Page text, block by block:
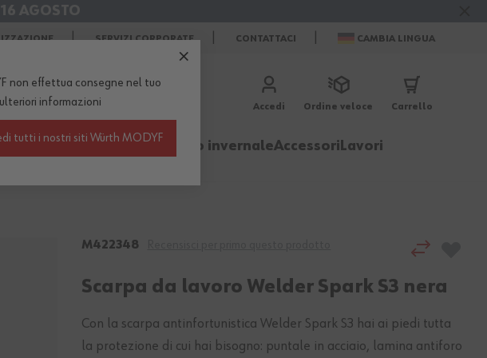
Agosto
AGOSTO
SERVIZI CORPORATE CONTATTACI CAMBIA LINGUA
Accedi Ordine veloce Carrello
Abbigliamento invernaleAccessori Lavori
M422348
Scarpa da lavoro Welder Spark S3 nera
Con la scarpa antinfortunistica Welder Spark S3 hai ai piedi tutta
la protezione di cui hai bisogno: puntale in acciaio, lamina antiforo
non effettua consegne nel tuo
informazioni
tutti i nostri siti Würth MODYF